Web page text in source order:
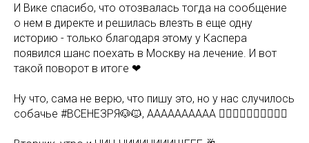
И Вике спасибо, что отозвалась тогда на сообщение
о нем в директе и решилась влезть в еще одну
историю - только благодаря этому у Каспера
появился шанс поехать в Москву на лечение. И вот
такой поворот в итоге ❤
Ну что, сама не верю, что пишу это, но у нас случилось
собачье #ВСЕНЕЗРЯ🐶🐱, АААААААААА 🙆‍♀️🙆‍♀️🙆‍♀️🙆‍♀️🙆‍♀️